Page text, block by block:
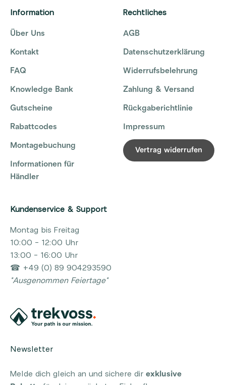
Information
Über Uns
Kontakt
FAQ
Knowledge Bank
Gutscheine
Rabattcodes
Montagebuchung
Informationen für
Händler
Rechtliches
AGB
Datenschutzerklärung
Widerrufsbelehrung
Zahlung & Versand
Rückgaberichtlinie
Impressum
Vertrag widerrufen
Kundenservice & Support
Montag bis Freitag
10:00 - 12:00 Uhr
13:00 - 16:00 Uhr
☎ +49 (0) 89 904293590
*Ausgenommen Feiertage*
Newsletter
Melde dich gleich an und sichere dir exklusive